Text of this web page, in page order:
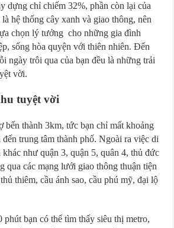
dựng chỉ chiếm 32%, phần còn lại của
hệ thống cây xanh và giao thông, nên
chọn lý tưởng cho những gia đình
sống hòa quyện với thiên nhiên. Đến
ngày trôi qua của bạn đều là những trải
vời.
tuyệt vời
bến thành 3km, tức bạn chỉ mất khoảng
trung tâm thành phố. Ngoài ra việc di
khác như quận 3, quận 5, quân 4, thủ đức
qua các mạng lưới giao thông thuận tiện
thiêm, cầu ánh sao, cầu phú mỹ, đại lộ
phút bạn có thể tìm thấy siêu thị metro,